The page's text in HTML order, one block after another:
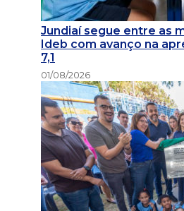
Jundiaí segue entre as
Ideb com avanço na
7,1
01/08/2026